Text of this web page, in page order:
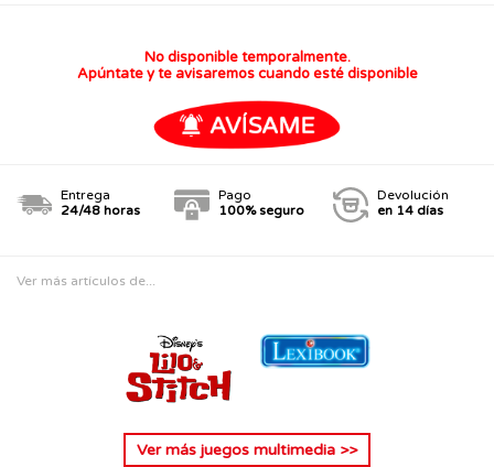
No disponible temporalmente.
Apúntate y te avisaremos cuando esté disponible
Entrega
24/48 horas
Pago
100% seguro
Devolución
en 14 días
Ver más artículos de...
Ver más juegos multimedia >>